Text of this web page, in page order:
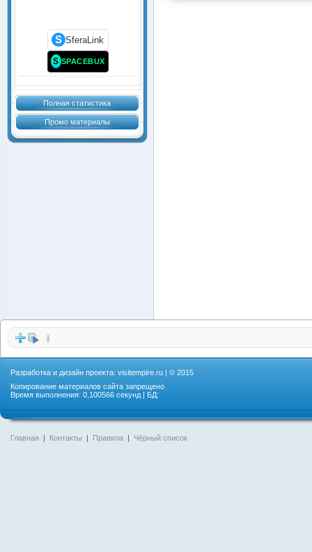
S SferaLink
S SPACEBUX
Полная статистика
Промо материалы
Разработка и дизайн проекта: visitempire.ru | © 2015
Копирование материалов сайта запрещено
Время выполнения: 0,100566 секунд | БД:
Главная | Контакты | Правила | Чёрный список